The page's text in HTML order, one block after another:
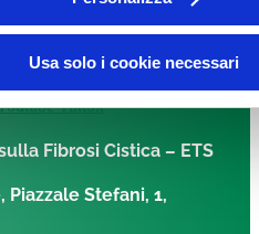
Usa solo i cookie necessari
Tiktok
Fibrosi Cistica – ETS
Stefani, 1,